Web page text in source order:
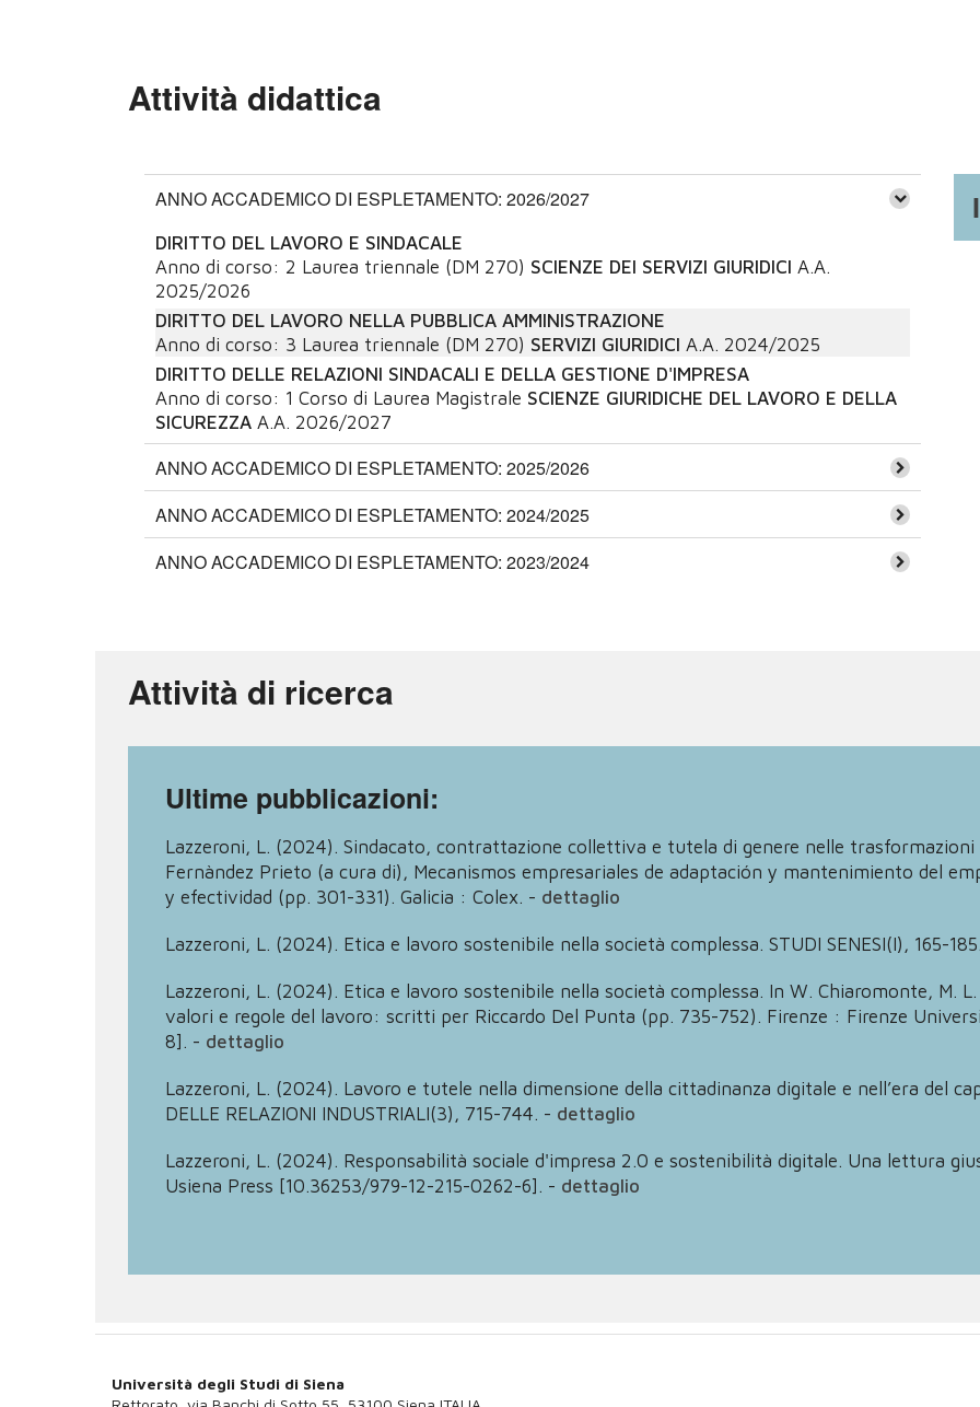
Attività didattica
ANNO ACCADEMICO DI ESPLETAMENTO: 2026/2027
DIRITTO DEL LAVORO E SINDACALE
Anno di corso: 2 Laurea triennale (DM 270) SCIENZE DEI SERVIZI GIURIDICI A.A.
2025/2026
DIRITTO DEL LAVORO NELLA PUBBLICA AMMINISTRAZIONE
Anno di corso: 3 Laurea triennale (DM 270) SERVIZI GIURIDICI A.A. 2024/2025
DIRITTO DELLE RELAZIONI SINDACALI E DELLA GESTIONE D'IMPRESA
Anno di corso: 1 Corso di Laurea Magistrale SCIENZE GIURIDICHE DEL LAVORO E DELLA
SICUREZZA A.A. 2026/2027
ANNO ACCADEMICO DI ESPLETAMENTO: 2025/2026
ANNO ACCADEMICO DI ESPLETAMENTO: 2024/2025
ANNO ACCADEMICO DI ESPLETAMENTO: 2023/2024
Attività di ricerca
Ultime pubblicazioni:
Lazzeroni, L. (2024). Sindacato, contrattazione collettiva e tutela di genere nelle trasformazioni
Fernàndez Prieto (a cura di), Mecanismos empresariales de adaptación y mantenimiento del
y efectividad (pp. 301-331). Galicia : Colex. - dettaglio
Lazzeroni, L. (2024). Etica e lavoro sostenibile nella società complessa. STUDI SENESI(I), 165-185.
Lazzeroni, L. (2024). Etica e lavoro sostenibile nella società complessa. In W. Chiaromonte, M.
valori e regole del lavoro: scritti per Riccardo Del Punta (pp. 735-752). Firenze : Firenze
8]. - dettaglio
Lazzeroni, L. (2024). Lavoro e tutele nella dimensione della cittadinanza digitale e nell’era del
DELLE RELAZIONI INDUSTRIALI(3), 715-744. - dettaglio
Lazzeroni, L. (2024). Responsabilità sociale d'impresa 2.0 e sostenibilità digitale. Una lettura
Usiena Press [10.36253/979-12-215-0262-6]. - dettaglio
Università degli Studi di Siena